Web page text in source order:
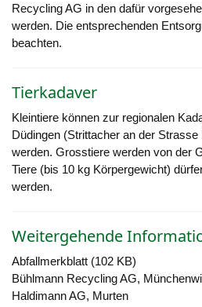
Recycling AG in den dafür
werden. Die entsprechenden
beachten.
Tierkadaver
Kleintiere können zur regionalen
Düdingen (Strittacher an der
werden. Grosstiere werden von der
Tiere (bis 10 kg Körpergewicht)
werden.
Weitergehende
Abfallmerkblatt (102 KB)
Bühlmann Recycling AG,
Haldimann AG, Murten